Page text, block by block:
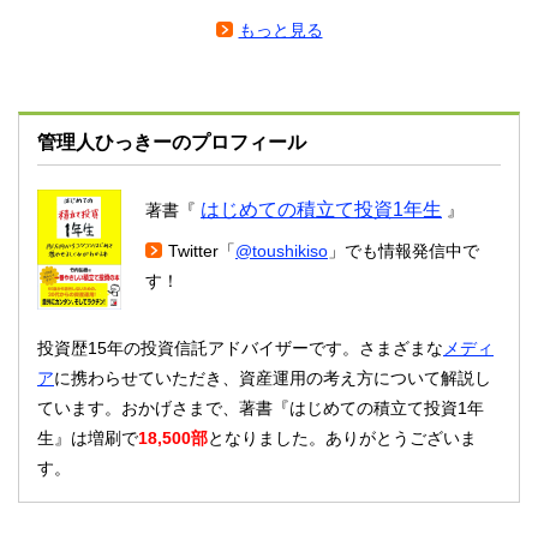
もっと見る
管理人ひっきーのプロフィール
著書『 はじめての積立て投資1年生 』
Twitter「@toushikiso 」でも情報発信中で
す！
投資歴15年の投資信託アドバイザーです。さまざまな メディ
アに携わらせていただき、資産運用の考え方について解説し
ています。おかげさまで、著書『はじめての積立て投資1年
生』は増刷で18,500部となりました。ありがとうございま
す。